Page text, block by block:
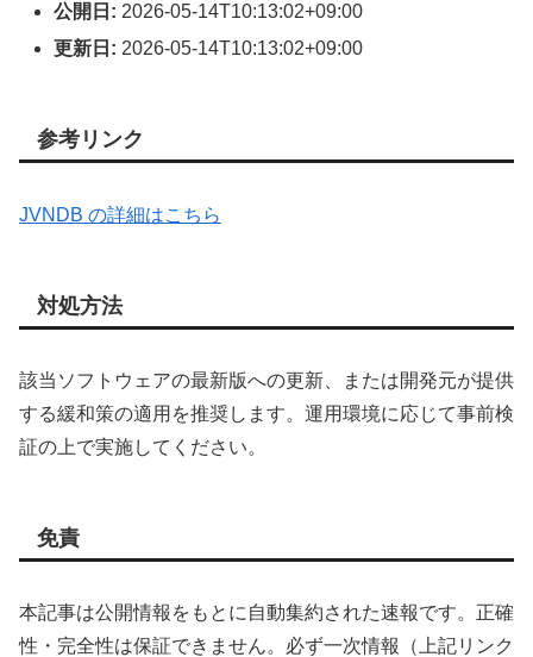
公開日: 2026-05-14T10:13:02+09:00
更新日: 2026-05-14T10:13:02+09:00
参考リンク
JVNDB の詳細はこちら
対処方法
該当ソフトウェアの最新版への更新、または開発元が提供
する緩和策の適用を推奨します。運用環境に応じて事前検
証の上で実施してください。
免責
本記事は公開情報をもとに自動集約された速報です。正確
性・完全性は保証できません。必ず一次情報（上記リンク